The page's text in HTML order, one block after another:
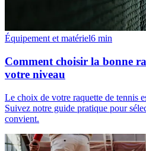
Équipement et matériel6 min
Comment choisir la bonne
votre niveau
Le choix de votre raquette de tennis
Suivez notre guide pratique pour
convient.